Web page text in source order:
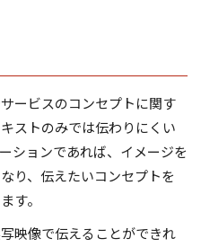
ービスのコンセプトに関す
ストのみでは伝わりにくい
ションであれば、イメージを
り、伝えたいコンセプトを
す。
映像で伝えることができれ